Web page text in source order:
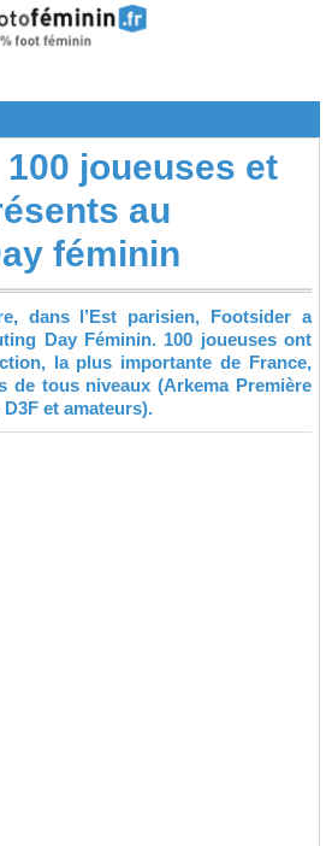
joueuses et
au
féminin
dans l’Est parisien, Footsider a
Day Féminin. 100 joueuses ont
la plus importante de France,
de tous niveaux (Arkema Première
et amateurs).